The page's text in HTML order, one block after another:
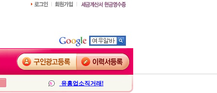
유흥업소직거래!